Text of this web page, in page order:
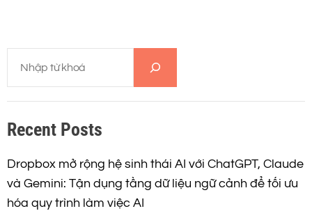
m
i
m
Recent Posts
Dropbox mở rộng hệ sinh thái AI với ChatGPT, Claude
và Gemini: Tận dụng tầng dữ liệu ngữ cảnh để tối ưu
hóa quy trình làm việc AI